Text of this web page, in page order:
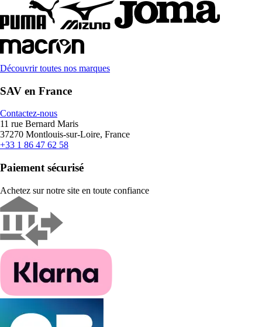
Découvrir toutes nos marques
SAV en France
Contactez-nous
11 rue Bernard Maris
37270 Montlouis-sur-Loire, France
+33 1 86 47 62 58
Paiement sécurisé
Achetez sur notre site en toute confiance